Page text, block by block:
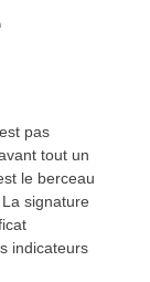
pas
tout un
le berceau
signature
indicateurs